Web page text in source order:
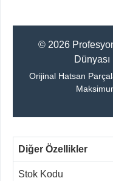
© 2026
Orijinal Hatsan
Diğer Özellikler
Stok Kodu